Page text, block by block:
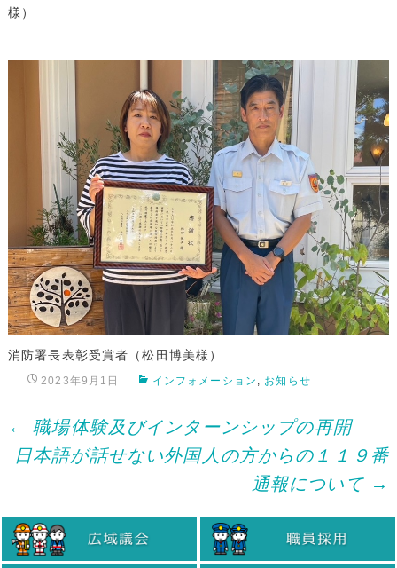
様）
消防署長表彰受賞者（松田博美様）
2023年9月1日 インフォメーション お知らせ
Post
navigation
← 職場体験及びインターンシップの再開
日本語が話せない外国人の方からの１１９番
通報について →